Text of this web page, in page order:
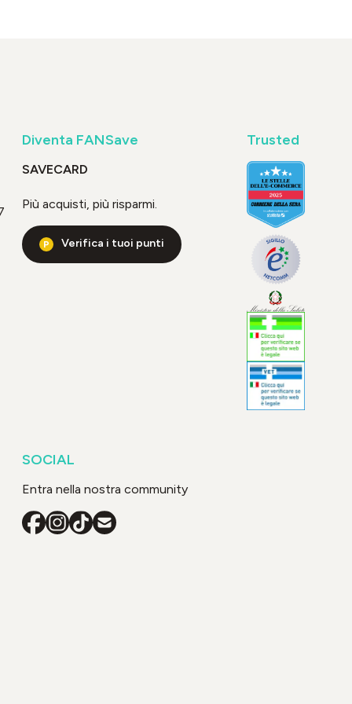
Diventa FANSave
SAVECARD
Più acquisti, più risparmi.
Verifica i tuoi punti
SOCIAL
Entra nella nostra community
Trusted